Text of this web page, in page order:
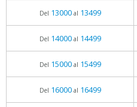
Del 13000al 13499
Del 14000al 14499
Del 15000al 15499
Del 16000al 16499